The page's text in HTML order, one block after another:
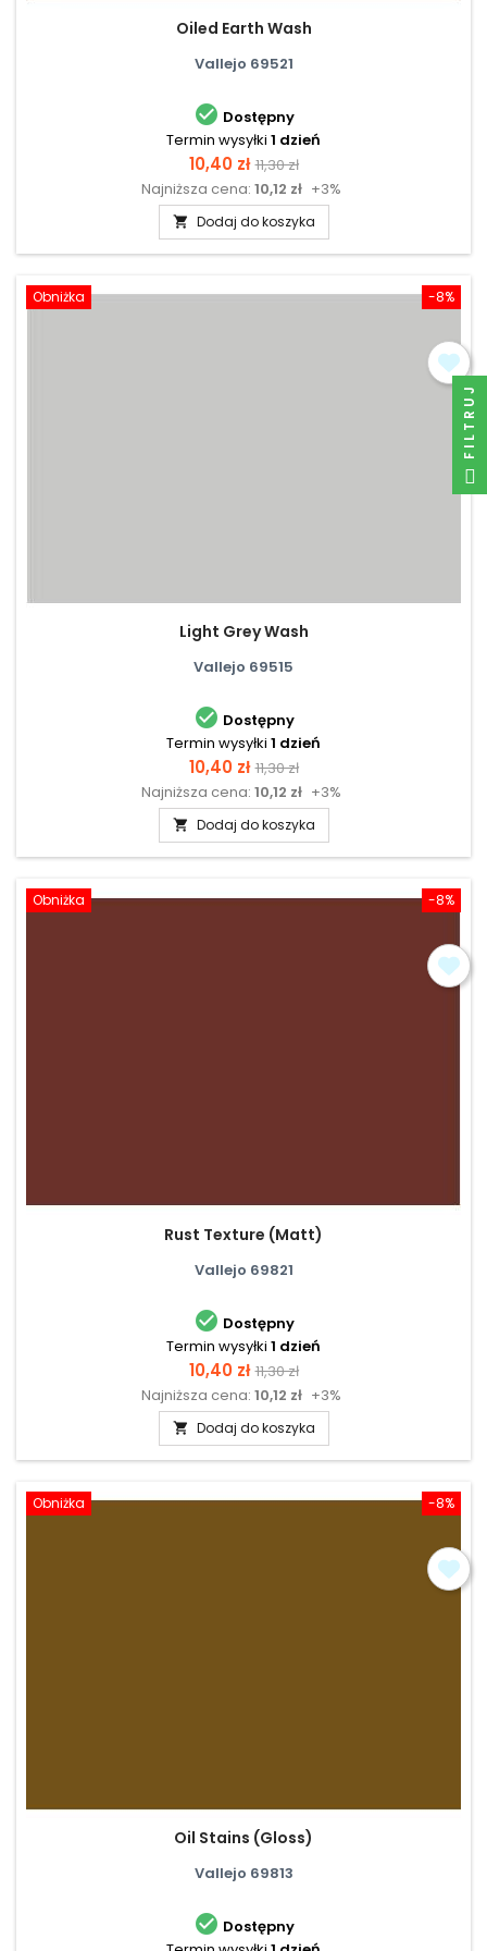
Oiled Earth Wash
Vallejo 69521
 Dostępny
Termin wysyłki 1 dzień
Cena
10,40 zł Cena
podstawowa
11,30 zł
Najniższa cena: 10,12 zł +3%
 Dodaj do koszyka
-8%
Obniżka
Light Grey Wash
Vallejo 69515
 Dostępny
Termin wysyłki 1 dzień
Cena
10,40 zł Cena
podstawowa
11,30 zł
Najniższa cena: 10,12 zł +3%
 Dodaj do koszyka
-8%
Obniżka
Rust Texture (Matt)
Vallejo 69821
 Dostępny
Termin wysyłki 1 dzień
Cena
10,40 zł Cena
podstawowa
11,30 zł
Najniższa cena: 10,12 zł +3%
 Dodaj do koszyka
-8%
Obniżka
Oil Stains (Gloss)
Vallejo 69813
 Dostępny
FILTRUJ